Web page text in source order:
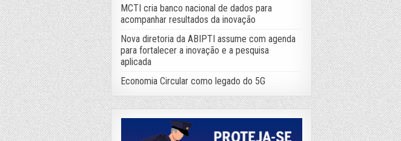
MCTI cria banco nacional de dados para
acompanhar resultados da inovação
Nova diretoria da ABIPTI assume com agenda
para fortalecer a inovação e a pesquisa
aplicada
Economia Circular como legado do 5G